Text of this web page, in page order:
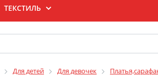
ТЕКСТИЛЬ
Для детей Для девочек